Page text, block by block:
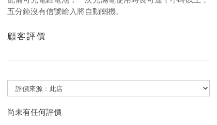
五分鐘沒有信號輸入將自動關機。
顧客評價
尚未有任何評價